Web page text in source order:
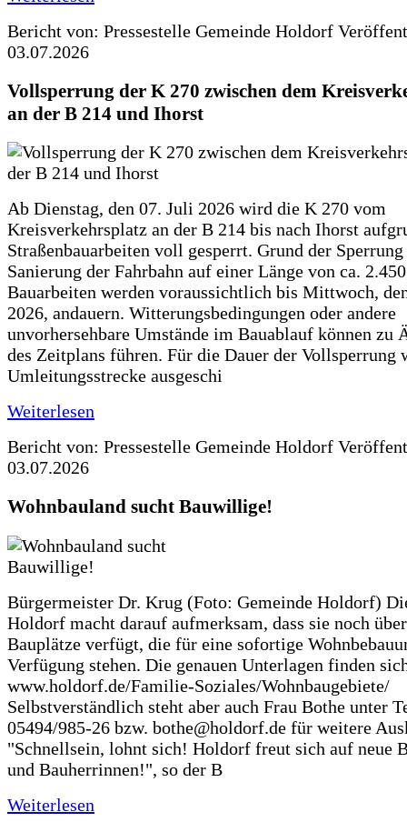
Bericht von: Pressestelle Gemeinde Holdorf
03.07.2026
Vollsperrung der K 270 zwischen dem
an der B 214 und Ihorst
Ab Dienstag, den 07. Juli 2026 wird die K 270 vom
Kreisverkehrsplatz an der B 214 bis nach Ihorst
Straßenbauarbeiten voll gesperrt. Grund der
Sanierung der Fahrbahn auf einer Länge von ca.
Bauarbeiten werden voraussichtlich bis Mittwoch,
2026, andauern. Witterungsbedingungen oder andere
unvorhersehbare Umstände im Bauablauf können zu
des Zeitplans führen. Für die Dauer der Vollsperrung
Umleitungsstrecke ausgeschi
Weiterlesen
Bericht von: Pressestelle Gemeinde Holdorf
03.07.2026
Wohnbauland sucht Bauwillige!
Bürgermeister Dr. Krug (Foto: Gemeinde Holdorf)
Holdorf macht darauf aufmerksam, dass sie noch
Bauplätze verfügt, die für eine sofortige
Verfügung stehen. Die genauen Unterlagen finden
www.holdorf.de/Familie-Soziales/Wohnbaugebiete/
Selbstverständlich steht aber auch Frau Bothe unter
05494/985-26 bzw. bothe@holdorf.de für weitere
"Schnellsein, lohnt sich! Holdorf freut sich auf neue
und Bauherrinnen!", so der B
Weiterlesen